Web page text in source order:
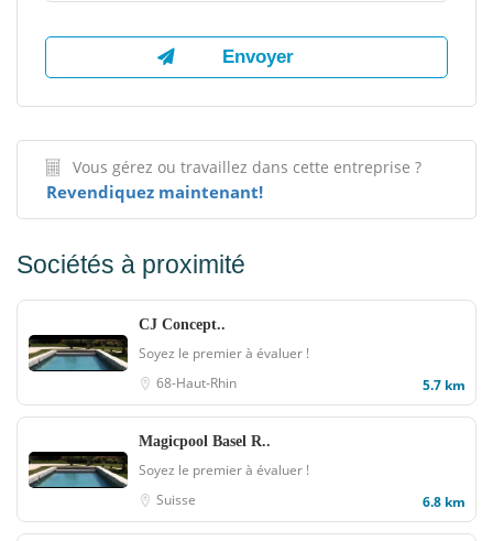
Vous gérez ou travaillez dans cette entreprise ?
Revendiquez maintenant!
Sociétés à proximité
CJ Concept..
Soyez le premier à évaluer !
68-Haut-Rhin
5.7 km
Magicpool Basel R..
Soyez le premier à évaluer !
Suisse
6.8 km